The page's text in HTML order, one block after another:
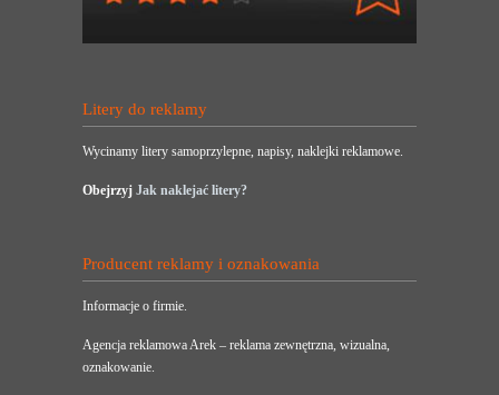
Litery do reklamy
Wycinamy litery samoprzylepne, napisy, naklejki reklamowe.
Obejrzyj Jak naklejać litery?
Producent reklamy i oznakowania
Informacje o firmie.
Agencja reklamowa Arek – reklama zewnętrzna, wizualna,
oznakowanie.